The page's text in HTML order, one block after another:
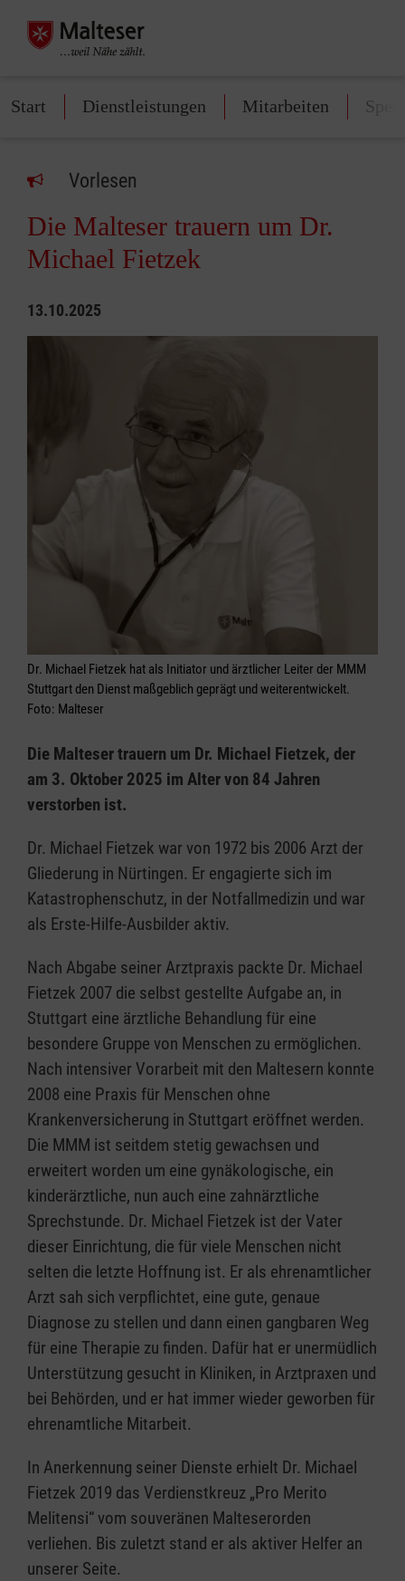
Start Dienstleistungen Mitarbeiten
Vorlesen
Die Malteser trauern um Dr.
Michael Fietzek
13.10.2025
Dr. Michael Fietzek hat als Initiator und ärztlicher Leiter der MMM
Stuttgart den Dienst maßgeblich geprägt und weiterentwickelt.
Foto: Malteser
Die Malteser trauern um Dr. Michael Fietzek, der
am 3. Oktober 2025 im Alter von 84 Jahren
verstorben ist.
Dr. Michael Fietzek war von 1972 bis 2006 Arzt der
Gliederung in Nürtingen. Er engagierte sich im
Katastrophenschutz, in der Notfallmedizin und war
als Erste-Hilfe-Ausbilder aktiv.
Nach Abgabe seiner Arztpraxis packte Dr. Michael
Fietzek 2007 die selbst gestellte Aufgabe an, in
Stuttgart eine ärztliche Behandlung für eine
besondere Gruppe von Menschen zu ermöglichen.
Nach intensiver Vorarbeit mit den Maltesern konnte
2008 eine Praxis für Menschen ohne
Krankenversicherung in Stuttgart eröffnet werden.
Die MMM ist seitdem stetig gewachsen und
erweitert worden um eine gynäkologische, ein
kinderärztliche, nun auch eine zahnärztliche
Sprechstunde. Dr. Michael Fietzek ist der Vater
dieser Einrichtung, die für viele Menschen nicht
selten die letzte Hoffnung ist. Er als ehrenamtlicher
Arzt sah sich verpflichtet, eine gute, genaue
Diagnose zu stellen und dann einen gangbaren Weg
für eine Therapie zu finden. Dafür hat er unermüdlich
Unterstützung gesucht in Kliniken, in Arztpraxen und
bei Behörden, und er hat immer wieder geworben für
ehrenamtliche Mitarbeit.
In Anerkennung seiner Dienste erhielt Dr. Michael
Fietzek 2019 das Verdienstkreuz „Pro Merito
Melitensi“ vom souveränen Malteserorden
verliehen. Bis zuletzt stand er als aktiver Helfer an
unserer Seite.